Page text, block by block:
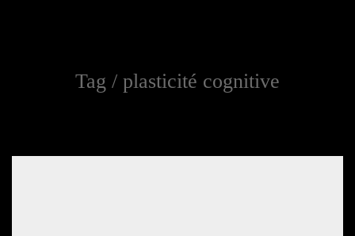
Tag / plasticité cognitive